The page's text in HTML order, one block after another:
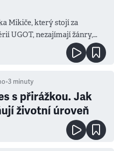
Mikiče, který stojí za
UGOT, nezajímají žánry,
•3 minuty
s přirážkou. Jak
životní úroveň